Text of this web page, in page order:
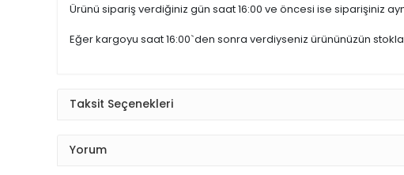
Ürünü sipariş verdiğiniz gün saat 16:00 ve öncesi ise siparişiniz
Eğer kargoyu saat 16:00`den sonra verdiyseniz ürününüzün
Taksit Seçenekleri
Yorum